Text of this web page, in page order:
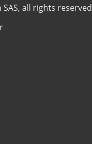
all rights reserved